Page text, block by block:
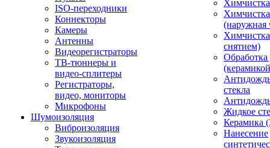
ISO-переходники
Коннекторы
Камеры
Антенны
Видеорегистраторы
ТВ-тюннеры и
видео-сплитеры
Регистраторы,
видео, мониторы
Микрофоны
Шумоизоляция
Виброизоляция
Звукоизоляция
(наружная
снятием)
Обработка
стекла
Жидкое
Керамика
Нанесение